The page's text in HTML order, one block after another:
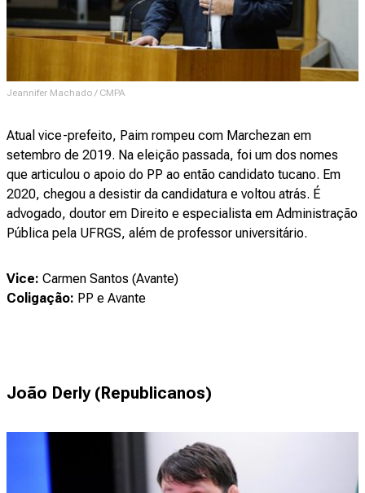
Jeannifer Machado / CMPA
Atual vice-prefeito, Paim rompeu com Marchezan em
setembro de 2019. Na eleição passada, foi um dos nomes
que articulou o apoio do PP ao então candidato tucano. Em
2020, chegou a desistir da candidatura e voltou atrás. É
advogado, doutor em Direito e especialista em Administração
Pública pela UFRGS, além de professor universitário.
Vice: Carmen Santos (Avante)
Coligação: PP e Avante
João Derly (Republicanos)